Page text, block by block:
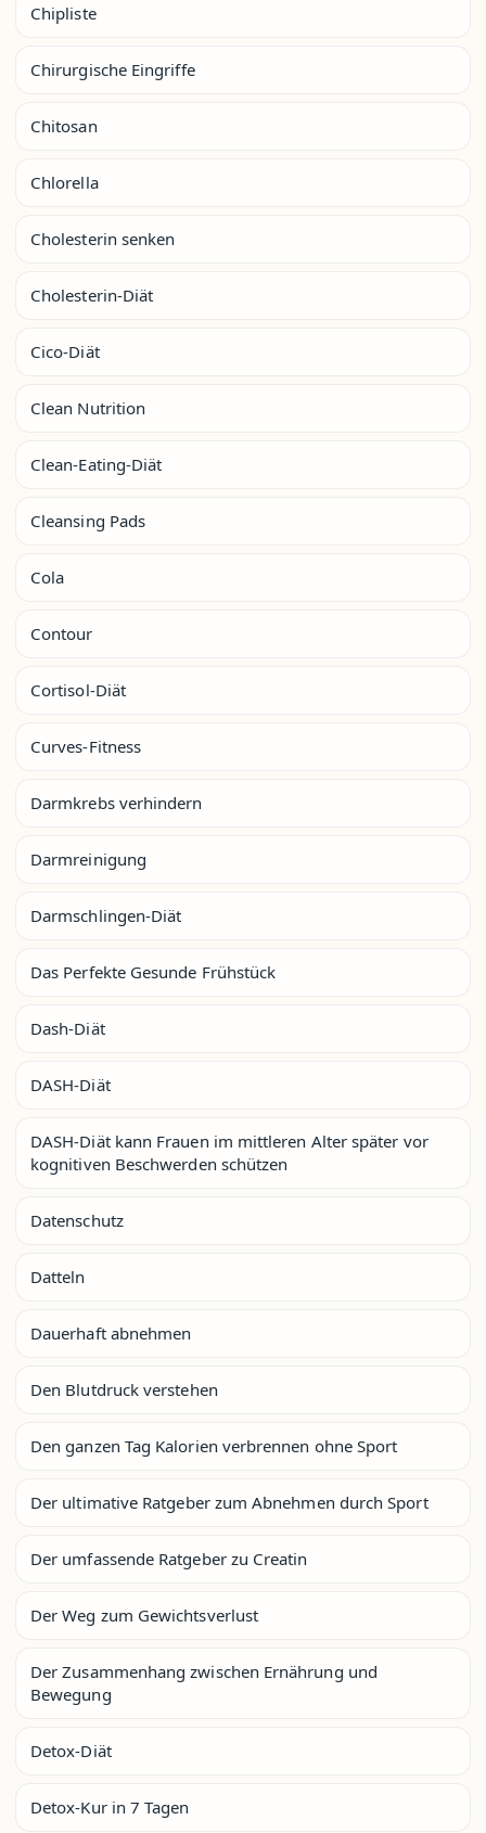
Chipliste
Chirurgische Eingriffe
Chitosan
Chlorella
Cholesterin senken
Cholesterin-Diät
Cico-Diät
Clean Nutrition
Clean-Eating-Diät
Cleansing Pads
Cola
Contour
Cortisol-Diät
Curves-Fitness
Darmkrebs verhindern
Darmreinigung
Darmschlingen-Diät
Das Perfekte Gesunde Frühstück
Dash-Diät
DASH-Diät
DASH-Diät kann Frauen im mittleren Alter später vor
kognitiven Beschwerden schützen
Datenschutz
Datteln
Dauerhaft abnehmen
Den Blutdruck verstehen
Den ganzen Tag Kalorien verbrennen ohne Sport
Der ultimative Ratgeber zum Abnehmen durch Sport
Der umfassende Ratgeber zu Creatin
Der Weg zum Gewichtsverlust
Der Zusammenhang zwischen Ernährung und
Bewegung
Detox-Diät
Detox-Kur in 7 Tagen